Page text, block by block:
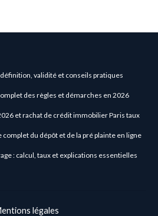
validité et conseils pratiques
des règles et démarches en 2026
et rachat de crédit immobilier Paris taux
du dépôt et de la pré plainte en ligne
: calcul, taux et explications essentielles
légales